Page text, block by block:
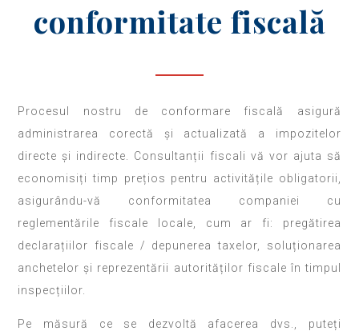
conformitate fiscală
Procesul nostru de conformare fiscală asigură
administrarea corectă și actualizată a impozitelor
directe și indirecte. Consultanții fiscali vă vor ajuta să
economisiți timp prețios pentru activitățile obligatorii,
asigurându-vă conformitatea companiei cu
reglementările fiscale locale, cum ar fi: pregătirea
declarațiilor fiscale / depunerea taxelor, soluționarea
anchetelor și reprezentării autorităților fiscale în timpul
inspecțiilor.
Pe măsură ce se dezvoltă afacerea dvs., puteți